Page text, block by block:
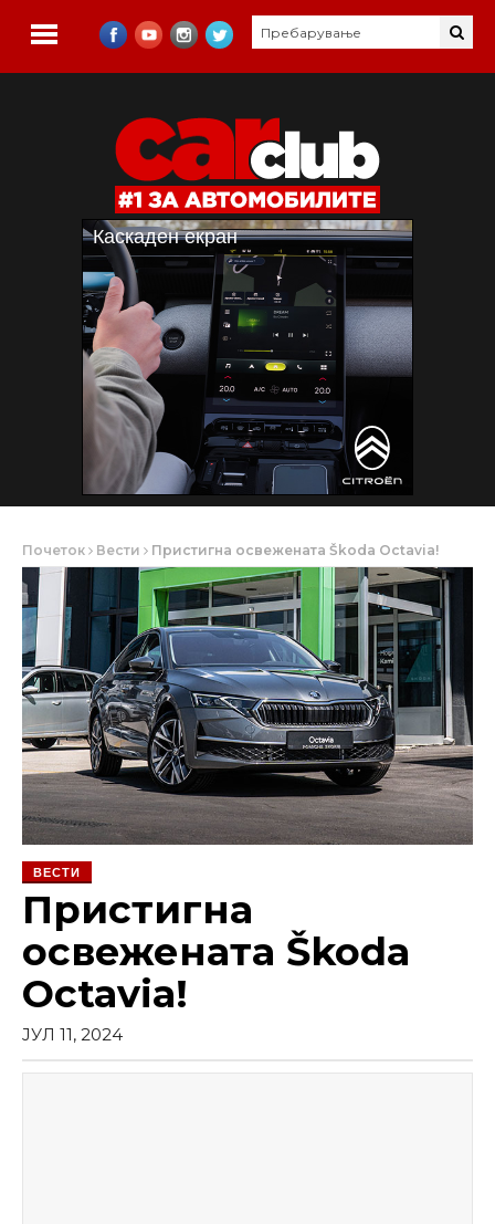
Почеток Вести Пристигна освежената Škoda Octavia!
ВЕСТИ
Пристигна
освежената Škoda
Octavia!
ЈУЛ 11, 2024